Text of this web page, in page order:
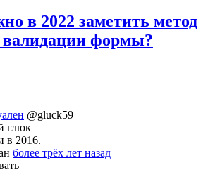
в 2022 заметить метод
валидации формы?
@gluck59
глюк
в 2016.
более трёх лет назад